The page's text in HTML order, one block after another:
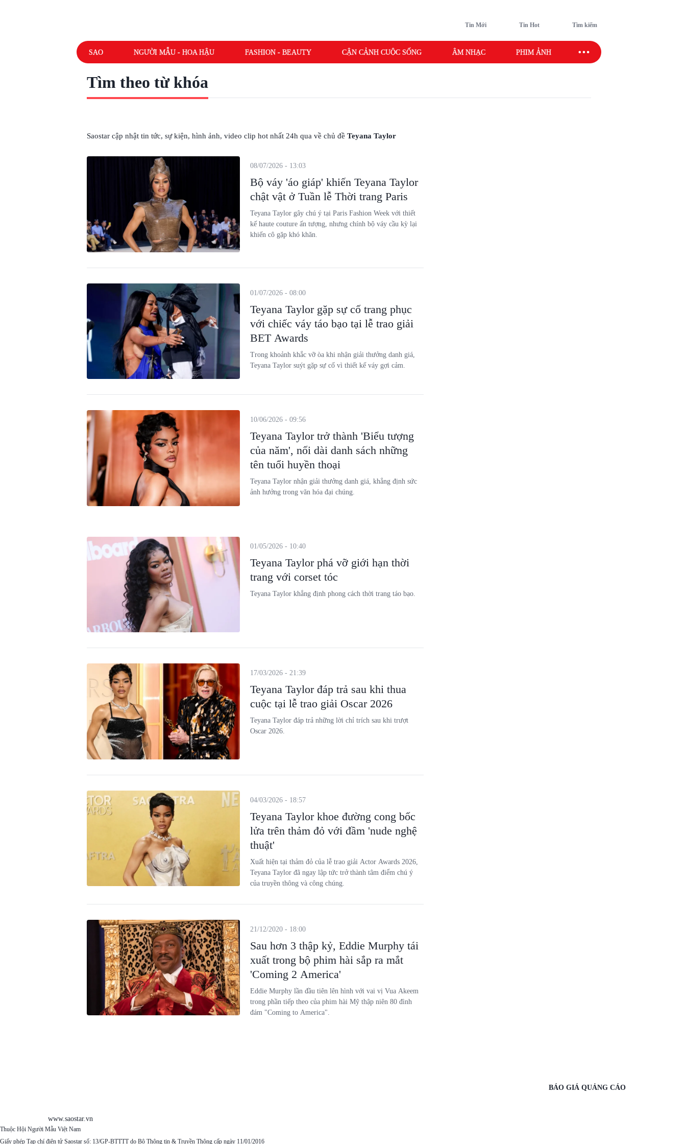
Tin Mới Tin Hot Tìm kiếm
SAO NGƯỜI MẪU - HOA HẬU FASHION - BEAUTY CẬN CẢNH CUỘC SỐNG ÂM NHẠC PHIM ẢNH SAO SPORT
Tìm theo từ khóa
Saostar cập nhật tin tức, sự kiện, hình ảnh, video clip hot nhất 24h qua về chủ đề Teyana Taylor
Bộ váy 'áo giáp' khiến Teyana Taylor
chật vật ở Tuần lễ Thời trang Paris
08/07/2026 - 13:03
Teyana Taylor gây chú ý tại Paris Fashion Week với thiết
kế haute couture ấn tượng, nhưng chính bộ váy cầu kỳ lại
khiến cô gặp khó khăn.
Teyana Taylor gặp sự cố trang phục
với chiếc váy táo bạo tại lễ trao giải
BET Awards
01/07/2026 - 08:00
Trong khoảnh khắc vỡ òa khi nhận giải thưởng danh giá,
Teyana Taylor suýt gặp sự cố vì thiết kế váy gợi cảm.
Teyana Taylor trở thành 'Biểu tượng
của năm', nối dài danh sách những
tên tuổi huyền thoại
10/06/2026 - 09:56
Teyana Taylor nhận giải thưởng danh giá, khẳng định sức
ảnh hưởng trong văn hóa đại chúng.
Teyana Taylor phá vỡ giới hạn thời
trang với corset tóc
01/05/2026 - 10:40
Teyana Taylor khẳng định phong cách thời trang táo bạo.
Teyana Taylor đáp trả sau khi thua
cuộc tại lễ trao giải Oscar 2026
17/03/2026 - 21:39
Teyana Taylor đáp trả những lời chỉ trích sau khi trượt
Oscar 2026.
Teyana Taylor khoe đường cong bốc
lửa trên thảm đỏ với đầm 'nude nghệ
thuật'
04/03/2026 - 18:57
Xuất hiện tại thảm đỏ của lễ trao giải Actor Awards 2026,
Teyana Taylor đã ngay lập tức trở thành tâm điểm chú ý
của truyền thông và công chúng.
Sau hơn 3 thập kỷ, Eddie Murphy tái
xuất trong bộ phim hài sắp ra mắt
'Coming 2 America'
21/12/2020 - 18:00
Eddie Murphy lần đầu tiên lên hình với vai vị Vua Akeem
trong phần tiếp theo của phim hài Mỹ thập niên 80 đình
đám "Coming to America".
www.saostar.vn
BÁO GIÁ QUẢNG CÁO
Thuộc Hội Người Mẫu Việt Nam
Giấy phép Tạp chí điện tử Saostar số: 13/GP-BTTTT do Bộ Thông tin & Truyền Thông cấp ngày 11/01/2016